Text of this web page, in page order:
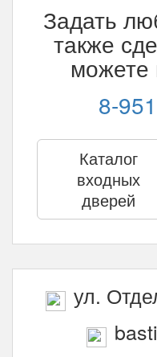
Задать
также
можете
8-
Каталог
входных
дверей
ул.